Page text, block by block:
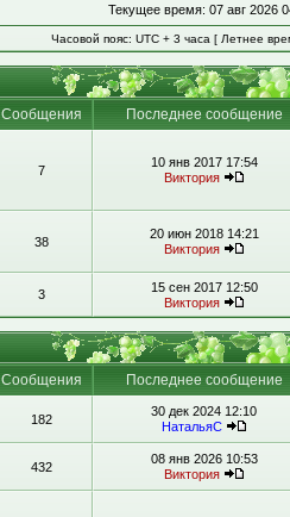
Текущее время: 07 авг 2026
Часовой пояс: UTC + 3 часа [ Летнее
Сообщения
Последнее сообщение
7
10 янв 2017 17:54
Виктория
38
20 июн 2018 14:21
Виктория
3
15 сен 2017 12:50
Виктория
Сообщения
Последнее сообщение
182
30 дек 2024 12:10
НатальяС
432
08 янв 2026 10:53
Виктория